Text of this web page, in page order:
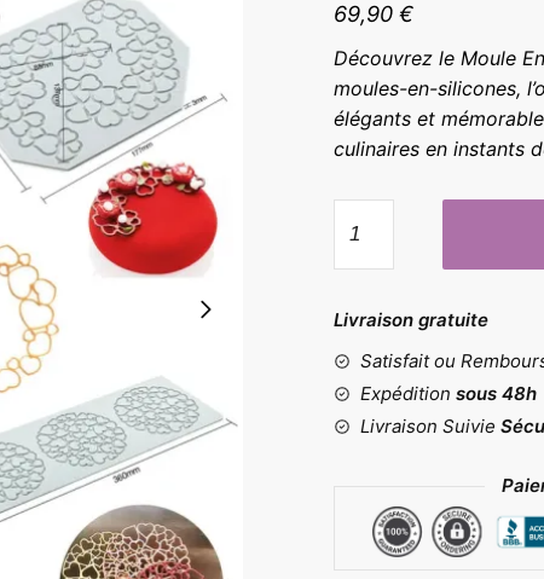
69,90€
Découvrez le Moule
moules-en-silicones,
élégants et
culinaires en instants
de
Moule
de
dentelle
cœur
Livraison gratuite
Satisfait ou
Expédition sous 48h
Livraison Suivie